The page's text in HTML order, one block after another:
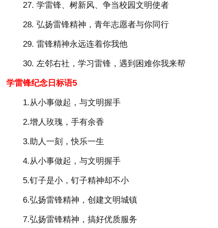
27. 学雷锋、树新风、争当校园文明使者
28. 弘扬雷锋精神，青年志愿者与你同行
29. 雷锋精神永远连着你我他
30. 左邻右社，学习雷锋，遇到困难你我来帮
学雷锋纪念日标语5
1.从小事做起，与文明握手
2.增人玫瑰，手有余香
3.助人一刻，快乐一生
4.从小事做起，与文明握手
5.钉子是小，钉子精神却不小
6.弘扬雷锋精神，创建文明城镇
7.弘扬雷锋精神，搞好优质服务